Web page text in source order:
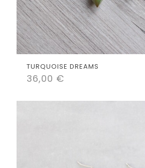
TURQUOISE DREAMS
36,00 €